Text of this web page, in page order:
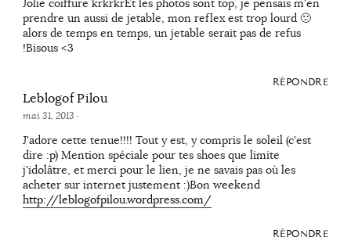
Jolie coiffure krkrkrEt les photos sont top, je pensais m'en
prendre un aussi de jetable, mon reflex est trop lourd 🙁
alors de temps en temps, un jetable serait pas de refus
!Bisous <3
RÉPONDRE
Leblogof Pilou
mai 31, 2013 ·
J'adore cette tenue!!!! Tout y est, y compris le soleil (c'est
dire :p) Mention spéciale pour tes shoes que limite
j'idolâtre, et merci pour le lien, je ne savais pas où les
acheter sur internet justement :)Bon weekend
http://leblogofpilou.wordpress.com/
RÉPONDRE